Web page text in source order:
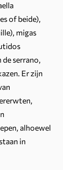
of beide),
migas
de serrano,
Er zijn
alhoewel
in